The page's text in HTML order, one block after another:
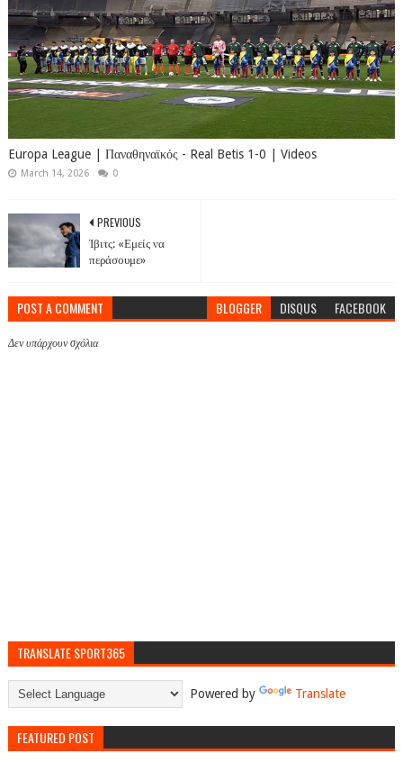
Europa League | Παναθηναϊκός - Real Betis 1-0 | Videos
March 14, 2026 0
PREVIOUS
Ίβιτς: «Εμείς να
περάσουμε»
POST A COMMENT BLOGGER DISQUS FACEBOOK
Δεν υπάρχουν σχόλια
TRANSLATE SPORT365
Powered by Translate
FEATURED POST